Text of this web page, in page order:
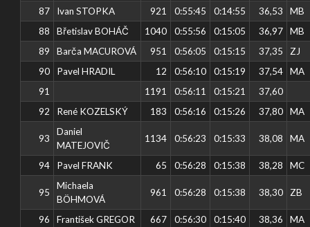
87
Ivan STOPKA 921 0:55:45 0:14:55 36,53
MB
88
Břetislav BOHÁČ 1040 0:55:56 0:15:05 36,97
MB
89
Barča MACUROVÁ 951 0:56:05 0:15:15 37,35
ZJ
90
Pavel HRADIL 12 0:56:10 0:15:19 37,54
MA
91
1191 0:56:11 0:15:21
37,60
92
René KOZELSKÝ 183 0:56:16 0:15:26 37,80 MA
93
Daniel
MATEJOVIČ
1134 0:56:23 0:15:33 38,08 MA
94 Pavel FRANK 65 0:56:28 0:15:38 38,28 MC
95
Michaela
BÖHMOVÁ
961 0:56:28 0:15:38 38,30 ZB
96 František GREGOR 667 0:56:30 0:15:40 38,36
MA